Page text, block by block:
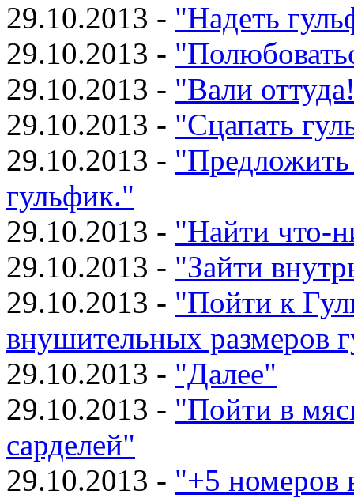
29.10.2013 - "Надеть
29.10.2013 -
29.10.2013 - "Вали
29.10.2013 - "Сцапать
29.10.2013 -
гульфик."
29.10.2013 - "Найти что-
29.10.2013 - "Зайти
29.10.2013 - "Пойти к
внушительных размеров
29.10.2013 - "Далее"
29.10.2013 - "Пойти в
сарделей"
29.10.2013 - "+5 номеров